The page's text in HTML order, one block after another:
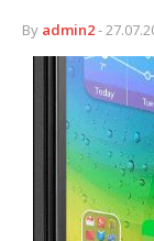
By admin2-